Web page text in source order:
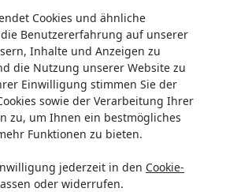
Cookies und ähnliche
Benutzererfahrung auf unserer
Inhalte und Anzeigen zu
die Nutzung unserer Website zu
Einwilligung stimmen Sie der
sowie der Verarbeitung Ihrer
zu, um Ihnen ein bestmögliches
Funktionen zu bieten.
jederzeit in den Cookie-
oder widerrufen.
Stunden und 20 Minuten
auf EVOLIFT® Zentralständer
von BTR!
Pitbike
Wunschkategorie